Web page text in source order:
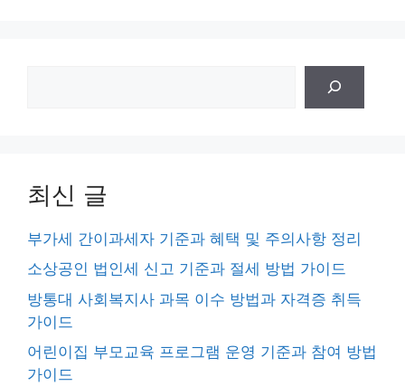
최신 글
부가세 간이과세자 기준과 혜택 및 주의사항 정리
소상공인 법인세 신고 기준과 절세 방법 가이드
방통대 사회복지사 과목 이수 방법과 자격증 취득
가이드
어린이집 부모교육 프로그램 운영 기준과 참여 방법
가이드